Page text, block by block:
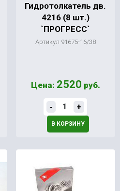
Гидротолкатель дв.
4216 (8 шт.)
`ПРОГРЕСС`
Артикул 91675-16/38
Цена: 2520 руб.
- +
В КОРЗИНУ